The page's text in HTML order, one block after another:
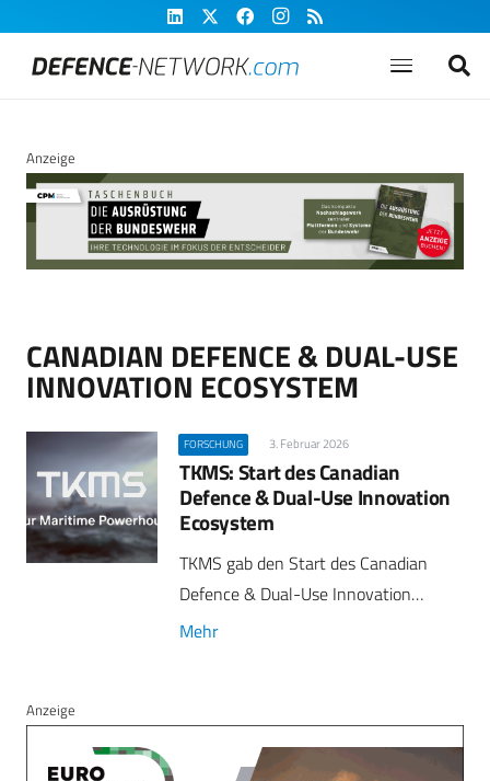
Anzeige
CANADIAN DEFENCE & DUAL-USE
INNOVATION ECOSYSTEM
FORSCHUNG 3. Februar 2026
TKMS: Start des Canadian
Defence & Dual-Use Innovation
Ecosystem
TKMS gab den Start des Canadian
Defence & Dual-Use Innovation…
Mehr
Anzeige